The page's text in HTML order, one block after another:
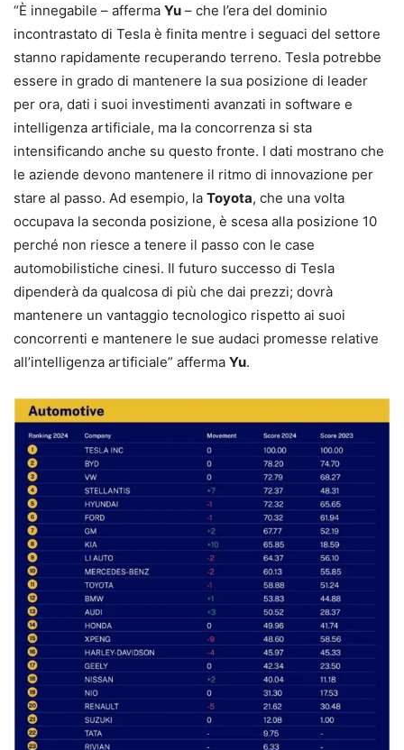
“È innegabile – afferma Yu – che l’era del dominio
incontrastato di Tesla è finita mentre i seguaci del settore
stanno rapidamente recuperando terreno. Tesla potrebbe
essere in grado di mantenere la sua posizione di leader
per ora, dati i suoi investimenti avanzati in software e
intelligenza artificiale, ma la concorrenza si sta
intensificando anche su questo fronte. I dati mostrano che
le aziende devono mantenere il ritmo di innovazione per
stare al passo. Ad esempio, la Toyota, che una volta
occupava la seconda posizione, è scesa alla posizione 10
perché non riesce a tenere il passo con le case
automobilistiche cinesi. Il futuro successo di Tesla
dipenderà da qualcosa di più che dai prezzi; dovrà
mantenere un vantaggio tecnologico rispetto ai suoi
concorrenti e mantenere le sue audaci promesse relative
all’intelligenza artificiale” afferma Yu.